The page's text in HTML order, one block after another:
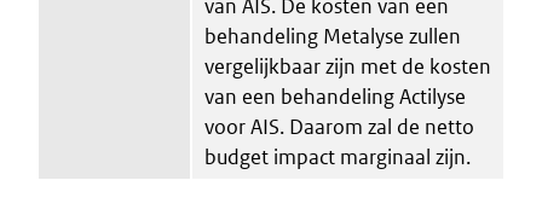
van AIS. De kosten van een
behandeling Metalyse zullen
vergelijkbaar zijn met de kosten
van een behandeling Actilyse
voor AIS. Daarom zal de netto
budget impact marginaal zijn.